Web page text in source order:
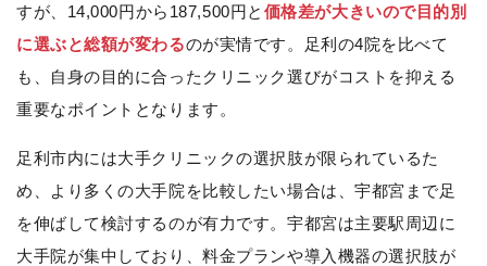
すが、14,000円から187,500円と 価格差が大きいので目的別
に選ぶと総額が変わるのが実情です。足利の4院を比べて
も、自身の目的に合ったクリニック選びがコストを抑える
重要なポイントとなります。
足利市内には大手クリニックの選択肢が限られているた
め、より多くの大手院を比較したい場合は、宇都宮まで足
を伸ばして検討するのが有力です。宇都宮は主要駅周辺に
大手院が集中しており、料金プランや導入機器の選択肢が